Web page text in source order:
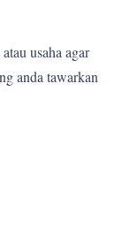
usaha agar
anda tawarkan